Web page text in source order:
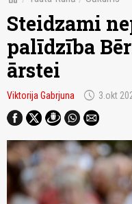
Steidzami
palīdzība
ārstei
Viktorija Gabrjuna schedule 3.okt